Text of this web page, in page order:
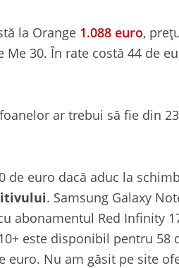
la Orange 1.088 euro,
30. În rate costă 44 de
ar trebui să fie din 23
de euro dacă aduc la
. Samsung Galaxy
abonamentul Red Infinity
este disponibil pentru 58
euro. Nu am găsit pe site